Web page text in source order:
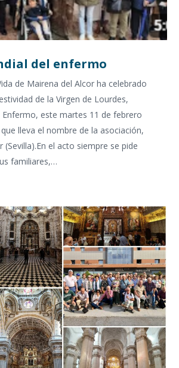
del enfermo
de Mairena del Alcor ha celebrado
de la Virgen de Lourdes,
Enfermo, este martes 11 de febrero
lleva el nombre de la asociación,
(Sevilla).En el acto siempre se pide
familiares,…